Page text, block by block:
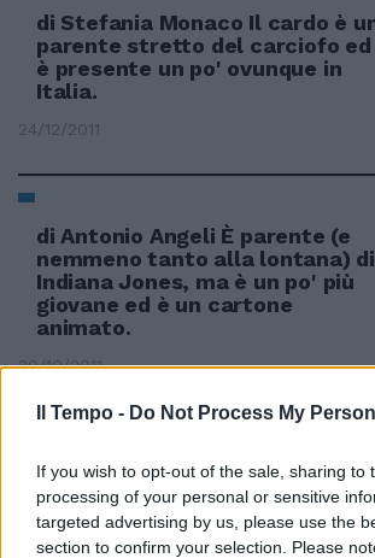
Il Tempo - Do Not Process My
If you wish to opt-out of the sale, sharing to
processing of your personal or sensitive
targeted advertising by us, please use the
section to confirm your selection. Please
di Stefania Monaco Il cardo è
parente stretto del carciofo ed
è presente un po' ovunque in
Italia.
24/12/2011
di Antonio Angeli È parente (e
nemmeno tanto alla lontana) di
Indiana Jones, ma è un po' più
giovane ed è un cartone
animato.
30/10/2011
Ai furbetti delle pensioni i soldi
dei parenti morti
31/10/2010